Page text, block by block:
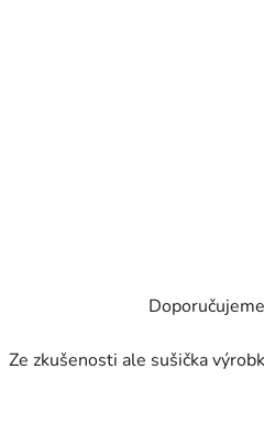
Ze zkušenosti ale sušička